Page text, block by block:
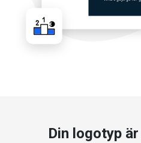
Din logotyp